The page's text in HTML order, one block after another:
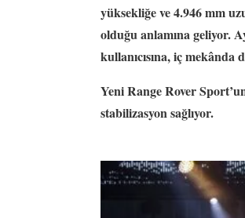
yüksekliğe ve 4.946 mm
olduğu anlamına geliyor.
kullanıcısına, iç mekânda
Yeni Range Rover
stabilizasyon sağlıyor.